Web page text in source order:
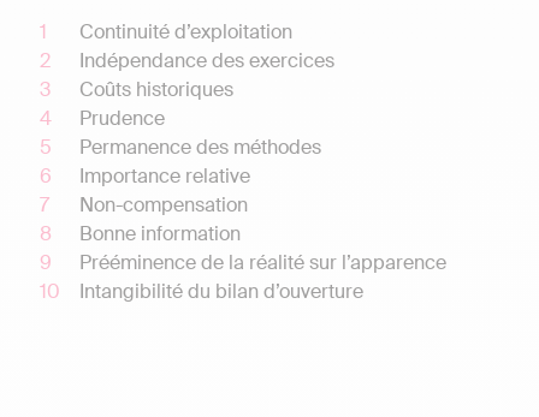
Continuité d’exploitation
Indépendance des exercices
Coûts historiques
Prudence
Permanence des méthodes
Importance relative
Non-compensation
Bonne information
Prééminence de la réalité sur l’apparence
Intangibilité du bilan d’ouverture